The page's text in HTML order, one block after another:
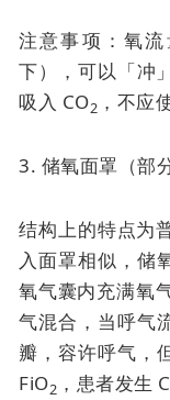
注意事项：氧
下），可以「冲
吸入 CO2 ，不应
3. 储氧面罩（部
结构上的特点为
入面罩相似，储
氧气囊内充满氧
气混合，当呼气
瓣，容许呼气，
FiO2 ，患者发生